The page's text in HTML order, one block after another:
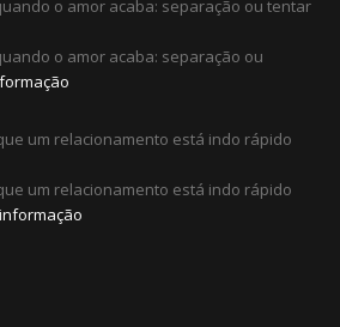
o amor acaba: separação ou tentar
o amor acaba: separação ou
um relacionamento está indo rápido
um relacionamento está indo rápido